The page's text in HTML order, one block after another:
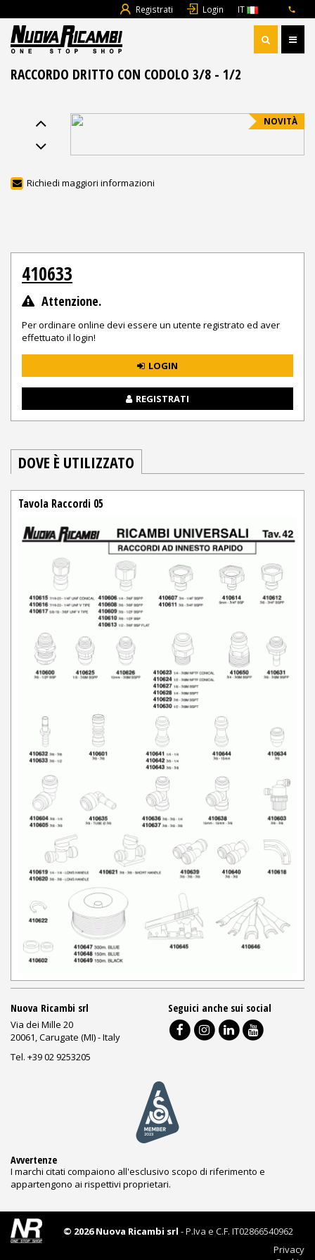
Registrati Login IT
NOVITÀ
RACCORDO DRITTO CON CODOLO 3/8 - 1/2
Richiedi maggiori informazioni
410633
Attenzione.
Per ordinare online devi essere un utente registrato ed aver
effettuato il login!
LOGIN
REGISTRATI
DOVE È UTILIZZATO
Tavola Raccordi 05
Nuova Ricambi srl
Via dei Mille 20
20061, Carugate (MI) - Italy
Tel. +39 02 9253205
Seguici anche sui social
Avvertenze
I marchi citati compaiono all'esclusivo scopo di riferimento e
appartengono ai rispettivi proprietari.
© 2026 Nuova Ricambi srl - P.Iva e C.F. IT02866540962
Privacy